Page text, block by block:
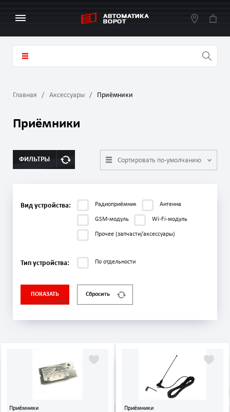
Главная Аксессуары Приёмники
Приёмники
ФИЛЬТРЫ Сортировать по-умолчанию
Вид устройства: Радиоприёмник Антенна
GSM-модуль Wi-Fi-модуль
Прочее (запчасти/аксессуары)
Тип устройства: По отдельности
ПОКАЗАТЬ Сбросить
Приёмники Приёмники